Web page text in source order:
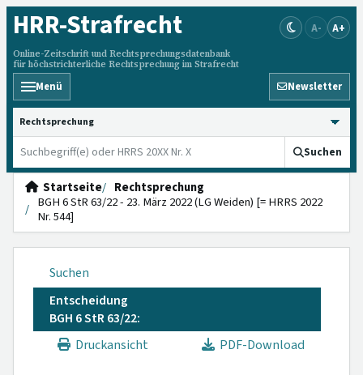
HRR-Strafrecht
Online-Zeitschrift und Rechtsprechungsdatenbank
für höchstrichterliche Rechtsprechung im Strafrecht
A- A+
Menü Newsletter
HRRS durchsuchen
Suchen
Startseite
Rechtsprechung
BGH 6 StR 63/22 - 23. März 2022 (LG Weiden) [= HRRS 2022
Nr. 544]
Suchen
Entscheidung
BGH 6 StR 63/22:
Druckansicht
PDF-Download